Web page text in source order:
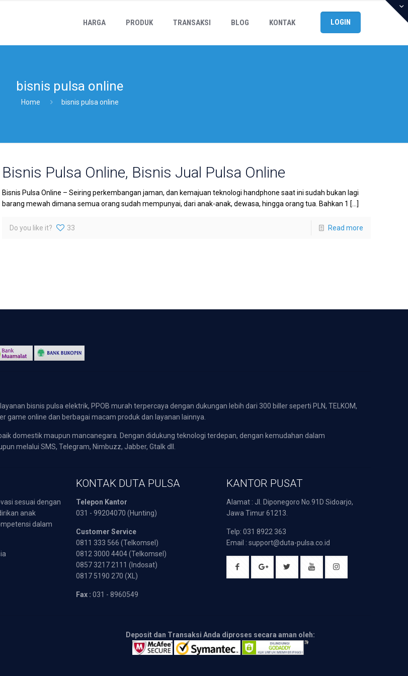
HARGA PRODUK TRANSAKSI BLOG KONTAK LOGIN
bisnis pulsa online
Home bisnis pulsa online
Bisnis Pulsa Online, Bisnis Jual Pulsa Online
Bisnis Pulsa Online – Seiring perkembangan jaman, dan kemajuan teknologi handphone saat ini sudah bukan lagi
barang mewah dimana semua orang sudah mempunyai, dari anak-anak, dewasa, hingga orang tua. Bahkan 1 […]
Do you like it? 33 Read more
bisnis pulsa elektrik, PPOB murah terpercaya dengan dukungan lebih dari 300 biller seperti PLN, TELKOM,
game online dan berbagai macam produk dan layanan lainnya.
domestik maupun mancanegara. Dengan didukung teknologi terdepan, dengan kemudahan dalam
melalui SMS, Telegram, Nimbuzz, Jabber, Gtalk dll.
sesuai dengan
anak
dalam
KONTAK DUTA PULSA
Telepon Kantor
031 - 99204070 (Hunting)
Customer Service
0811 333 566 (Telkomsel)
0812 3000 4404 (Telkomsel)
0857 3217 2111 (Indosat)
0817 5190 270 (XL)
Fax : 031 - 8960549
KANTOR PUSAT
Alamat : Jl. Diponegoro No.91D Sidoarjo,
Jawa Timur 61213.
Telp: 031 8922 363
Email : support@duta-pulsa.co.id
Deposit dan Transaksi Anda diproses secara aman oleh: